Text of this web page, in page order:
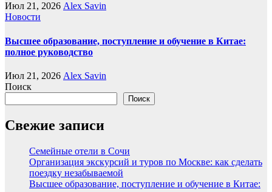
Июл 21, 2026 Alex Savin
Новости
Высшее образование, поступление и обучение в Китае:
полное руководство
Июл 21, 2026 Alex Savin
Поиск
Поиск
Свежие записи
Семейные отели в Сочи
Организация экскурсий и туров по Москве: как сделать
поездку незабываемой
Высшее образование, поступление и обучение в Китае: